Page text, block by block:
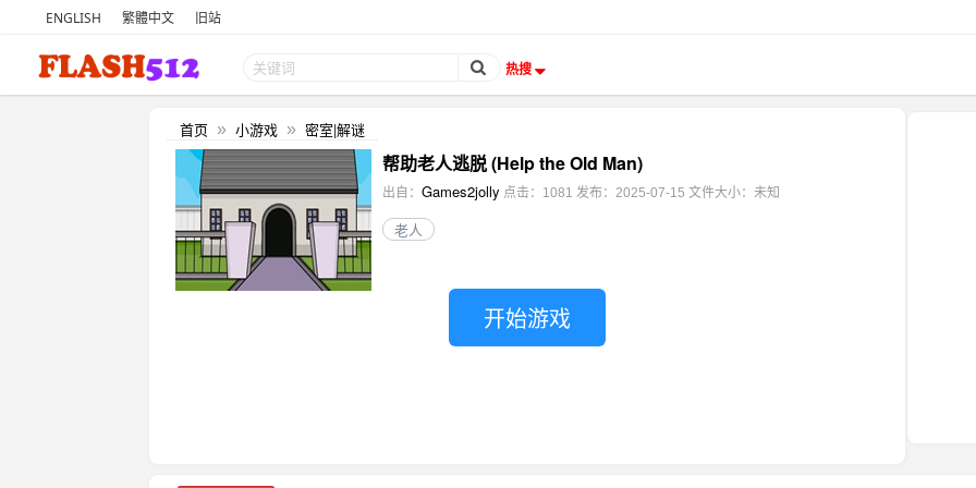
ENGLISH 繁體中文 旧站
热搜
首页 » 小游戏 » 密室|解谜
帮助老人逃脱 (Help the Old Man)
出自： Games2jolly 点击：1081 发布：2025-07-15 文件大小：未知
老人
开始游戏